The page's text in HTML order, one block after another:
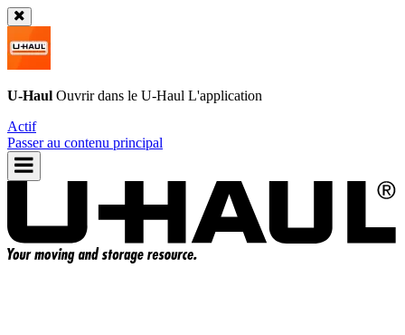
U-Haul Ouvrir dans le U-Haul L'application
Actif
Passer au contenu principal